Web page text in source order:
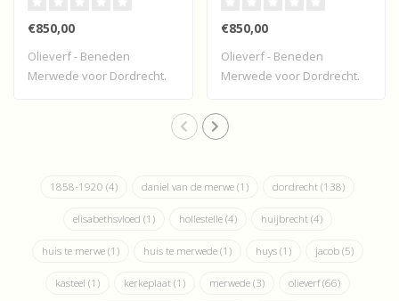
€850,00
Olieverf - Beneden
Merwede voor Dordrecht.
€850,00
Olieverf - Beneden
Merwede voor Dordrecht.
1858-1920 (4) daniel van de merwe (1) dordrecht (138)
elisabethsvloed (1) hollestelle (4) huijbrecht (4)
huis te merwe (1) huis te merwede (1) huys (1) jacob (5)
kasteel (1) kerkeplaat (1) merwede (3) olieverf(66)